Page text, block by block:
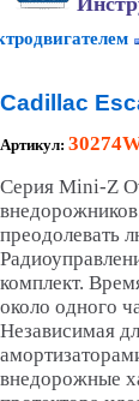
Cadillac
Артикул:
Серия Mini-Z
преодолевать
комплект.
около одного
Независимая
внедорожные